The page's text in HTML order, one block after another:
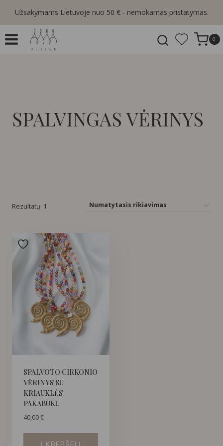
content
Užsakymams Lietuvoje nuo 50 € - nemokamas pristatymas.
0
SPALVINGAS VĖRINYS
Rezultatų: 1
SPALVOTO CIRKONIO
VĖRINYS SU
KRIAUKLĖS
PAKABUKU
40,00€
Į KREPŠELĮ